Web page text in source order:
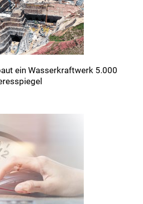
ein Wasserkraftwerk 5.000